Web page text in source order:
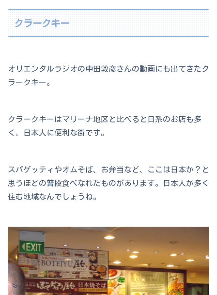
クラークキー
オリエンタルラジオの中田敦彦さんの動画にも出てきたク
ラークキー。
クラークキーはマリーナ地区と比べると日系のお店も多
く、日本人に便利な街です。
スパゲッティやオムそば、お弁当など、ここは日本か？と
思うほどの普段食べなれたものがあります。日本人が多く
住む地域なんでしょうね。